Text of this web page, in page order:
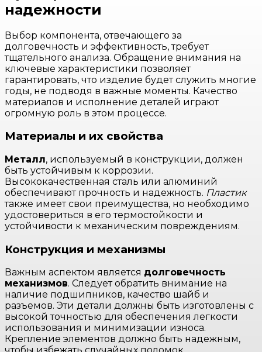
надежности
Выбор компонента, отвечающего за
долговечность и эффективность, требует
тщательного анализа. Обращение внимания на
ключевые характеристики позволяет
гарантировать, что изделие будет служить многие
годы, не подводя в важные моменты. Качество
материалов и исполнение деталей играют
огромную роль в этом процессе.
Материалы и их свойства
Металл, используемый в конструкции, должен
быть устойчивым к коррозии.
Высококачественная сталь или алюминий
обеспечивают прочность и надежность. Пластик
также имеет свои преимущества, но необходимо
удостовериться в его термостойкости и
устойчивости к механическим повреждениям.
Конструкция и механизмы
Важным аспектом является долговечность
механизмов. Следует обратить внимание на
наличие подшипников, качество шайб и
разъемов. Эти детали должны быть изготовлены с
высокой точностью для обеспечения легкости
использования и минимизации износа.
Крепление элементов должно быть надежным,